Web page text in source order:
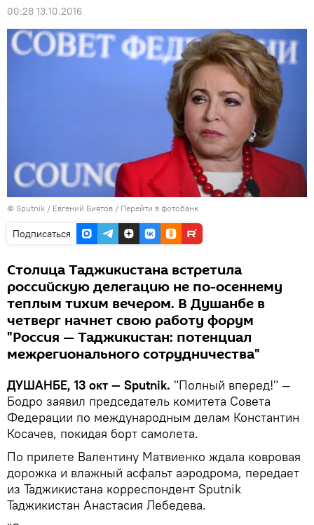
00:28 13.10.2016
© Sputnik / Евгений Биятов / Перейти в фотобанк
Подписаться
Столица Таджикистана встретила
российскую делегацию не по-осеннему
теплым тихим вечером. В Душанбе в
четверг начнет свою работу форум
"Россия — Таджикистан: потенциал
межрегионального сотрудничества"
ДУШАНБЕ, 13 окт — Sputnik. "Полный вперед!" —
Бодро заявил председатель комитета Совета
Федерации по международным делам Константин
Косачев, покидая борт самолета.
По прилете Валентину Матвиенко ждала ковровая
дорожка и влажный асфальт аэродрома, передает
из Таджикистана корреспондент Sputnik
Таджикистан Анастасия Лебедева.